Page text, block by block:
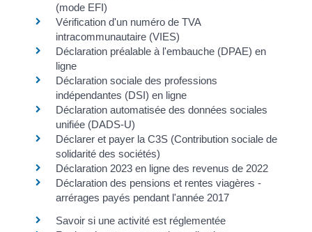
(mode EFI)
Vérification d'un numéro de TVA
intracommunautaire (VIES)
Déclaration préalable à l'embauche (DPAE) en
ligne
Déclaration sociale des professions
indépendantes (DSI) en ligne
Déclaration automatisée des données sociales
unifiée (DADS-U)
Déclarer et payer la C3S (Contribution sociale de
solidarité des sociétés)
Déclaration 2023 en ligne des revenus de 2022
Déclaration des pensions et rentes viagères -
arrérages payés pendant l'année 2017
Savoir si une activité est réglementée